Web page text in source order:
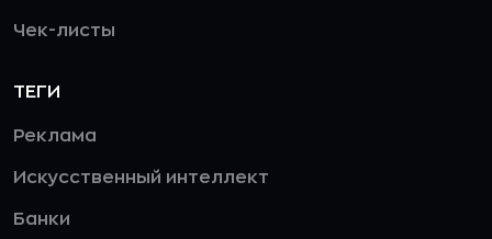
Чек-листы
ТЕГИ
Реклама
Искусственный интеллект
Банки